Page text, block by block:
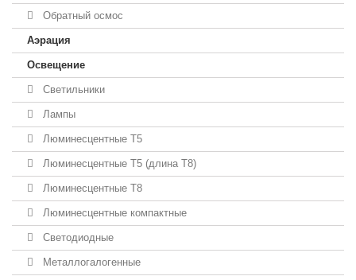
Обратный осмос
Аэрация
Освещение
Светильники
Лампы
Люминесцентные T5
Люминесцентные T5 (длина T8)
Люминесцентные T8
Люминесцентные компактные
Светодиодные
Металлогалогенные